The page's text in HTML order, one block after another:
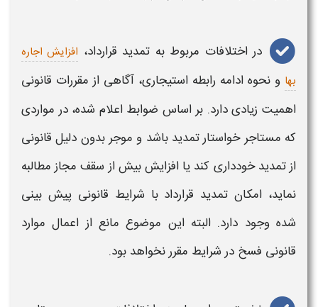
دراختلافات مربوط به تمدید قرارداد، افزایش اجاره
بها و نحوه ادامه رابطه استیجاری، آگاهی از مقررات قانونی
اهمیت زیادی دارد. بر اساس ضوابط اعلام شده، در مواردی
که مستاجرخواستار تمدید باشد و موجربدون دلیل قانونی
از تمدید خودداری کند یا افزایش بیش از سقف مجاز مطالبه
نماید، امکان تمدید قرارداد با شرایط قانونی پیش بینی
شده وجود دارد. البته این موضوع مانع از اعمال موارد
قانونی فسخ در شرایط مقرر نخواهد بود.